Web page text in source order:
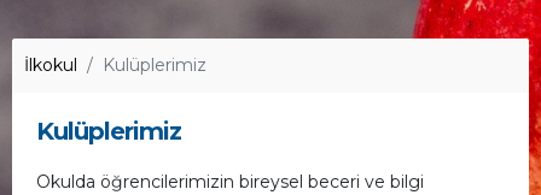
İlkokul Kulüplerimiz
Kulüplerimiz
Okulda öğrencilerimizin bireysel beceri ve bilgi